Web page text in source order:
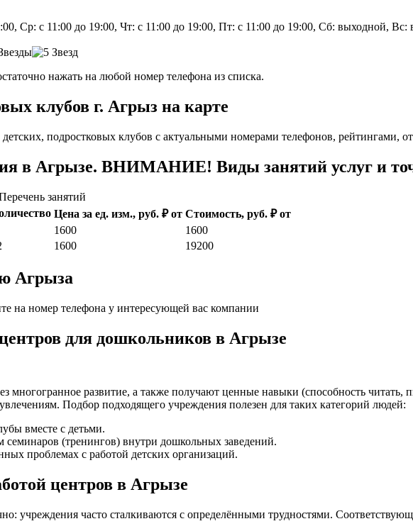
Ср: с 11:00 до 19:00, Чт: с 11:00 до 19:00, Пт: с 11:00 до 19:00, Сб: выходной, Вс:
нажать на любой номер телефона из списка.
клубов г. Агрыз на карте
подростковых клубов с актуальными номерами телефонов, рейтингами,
в Агрызе. ВНИМАНИЕ! Виды занятий услуг и
занятий
Цена за ед. изм., руб. ₽ от Стоимость, руб. ₽ от
1600
1600
1600 19200
Агрыза
на номер телефона у интересующей вас компании
для дошкольников в Агрызе
многогранное развитие, а также получают ценные навыки (способность
Подбор подходящего учреждения полезен для таких категорий людей:
вместе с детьми.
семинаров (тренингов) внутри дошкольных заведений.
проблемах с работой детских организаций.
центров в Агрызе
учреждения часто сталкиваются с определёнными трудностями.